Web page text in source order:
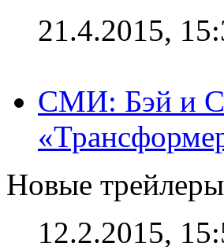
21.4.2015,
СМИ: Бэй и
Новые
12.2.2015,